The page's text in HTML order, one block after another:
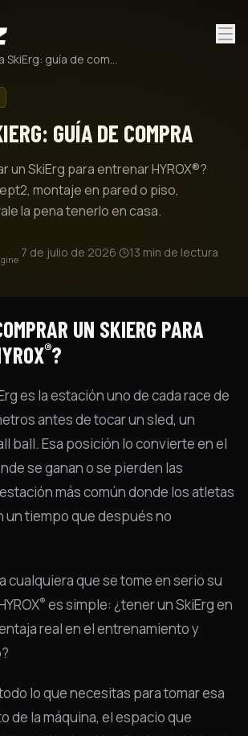
Máquina SkiErg: guía de compra
GUÍA DE COMPRA
un SkiErg para entrenar HYROX®?
montaje en pared o piso,
la pena tenerlo en casa.
·7 de julio de 2026· 13 min de lectura
UN SKIERG PARA
®?
es la estación uno de cada race de
antes de tocar un sled, un
ball. Esa posición lo convierte en el
se ganan o se pierden las
más común donde los atletas
un tiempo que después no
cualquiera que se tome en serio su
® es simple: ¿tener un SkiErg en
real en el entrenamiento y
lo que necesitas para tomar esa
de la máquina, el espacio que